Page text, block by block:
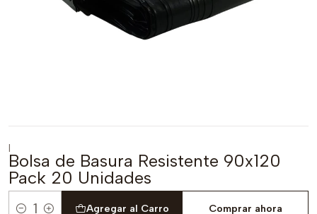
|
Bolsa de Basura Resistente 90x120
Pack 20 Unidades
Agregar al Carro Comprar ahora